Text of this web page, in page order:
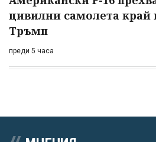
цивилни самолета край
Тръмп
преди 5 часа